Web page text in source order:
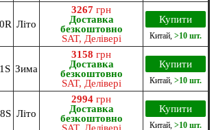
Літо
3267 грн
Доставка
безкоштовно
SAT, Делівері
Купити
Китай >10 шт.
Зима
3158 грн
Доставка
безкоштовно
SAT, Делівері
Купити
Китай >10 шт.
Літо
2994 грн
Доставка
безкоштовно
SAT, Делівері
Купити
Китай >10 шт.